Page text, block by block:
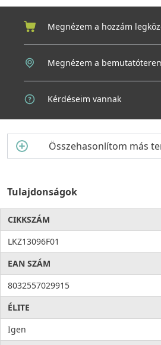
Megnézem a hozzám
Megnézem a
Kérdéseim vannak
Összehasonlítom más
Tulajdonságok
CIKKSZÁM
LKZ13096F01
EAN SZÁM
8032557029915
ÉLITE
Igen